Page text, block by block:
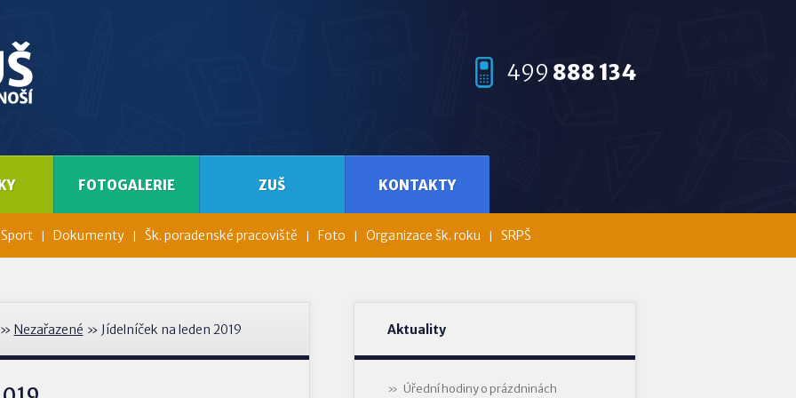
499 888 134
Sport Dokumenty Šk. poradenské pracoviště Foto Organizace šk. roku SRPŠ
FOTOGALERIE ZUŠ KONTAKTY
Nezařazené » Jídelníček na leden 2019 Aktuality
Úřední hodiny o prázdninách